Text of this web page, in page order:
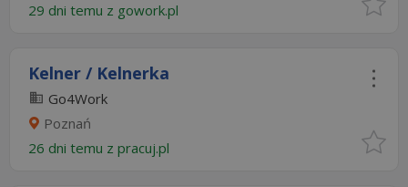
29 dni temu z gowork.pl
Kelner / Kelnerka
Go4Work
Poznań
26 dni temu z pracuj.pl